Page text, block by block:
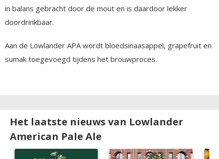
in balans gebracht door de mout en is daardoor lekker
doordrinkbaar.
Aan de Lowlander APA wordt bloedsinaasappel, grapefruit en
sumak toegevoegd tijdens het brouwproces.
Het laatste nieuws van Lowlander
American Pale Ale